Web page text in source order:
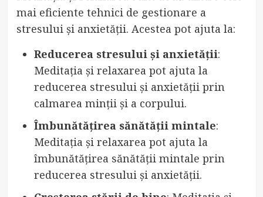
mai eficiente tehnici de gestionare a
stresului și anxietății. Acestea pot ajuta la:
Reducerea stresului și anxietății:
Meditația și relaxarea pot ajuta la
reducerea stresului și anxietății prin
calmarea minții și a corpului.
Îmbunătățirea sănătății mintale:
Meditația și relaxarea pot ajuta la
îmbunătățirea sănătății mintale prin
reducerea stresului și anxietății.